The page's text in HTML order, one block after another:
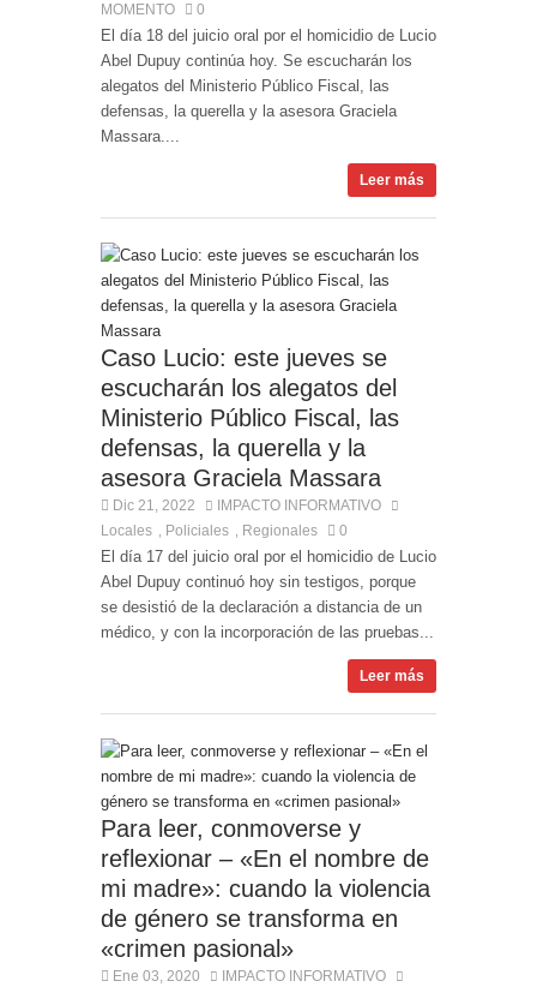
MOMENTO 0
El día 18 del juicio oral por el homicidio de Lucio
Abel Dupuy continúa hoy. Se escucharán los
alegatos del Ministerio Público Fiscal, las
defensas, la querella y la asesora Graciela
Massara....
Leer más
Caso Lucio: este jueves se
escucharán los alegatos del
Ministerio Público Fiscal, las
defensas, la querella y la
asesora Graciela Massara
Dic 21, 2022
IMPACTO INFORMATIVO
Locales
Policiales Regionales 0
El día 17 del juicio oral por el homicidio de Lucio
Abel Dupuy continuó hoy sin testigos, porque
se desistió de la declaración a distancia de un
médico, y con la incorporación de las pruebas...
Leer más
Para leer, conmoverse y
reflexionar – «En el nombre de
mi madre»: cuando la violencia
de género se transforma en
«crimen pasional»
Ene 03, 2020
IMPACTO INFORMATIVO